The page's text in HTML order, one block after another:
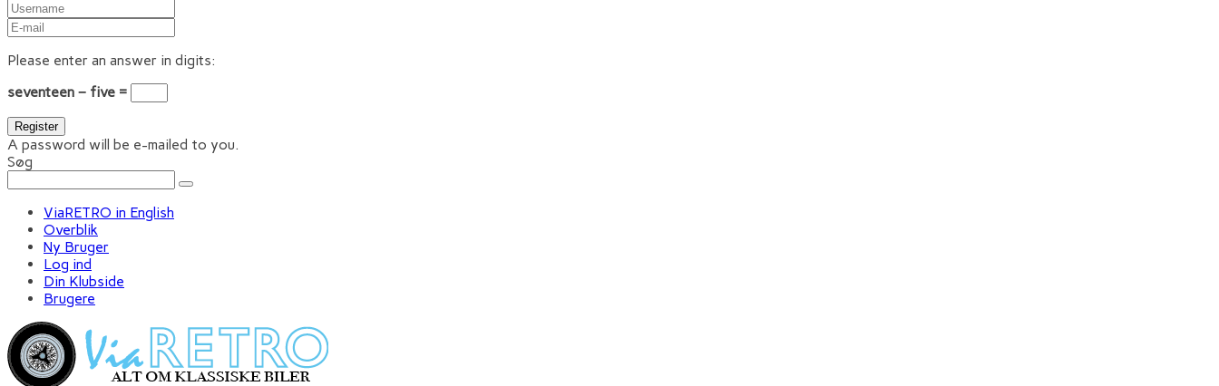
Please enter an answer in digits:
seventeen − five =
A password will be e-mailed to you.
Søg
ViaRETRO in English
Overblik
Ny Bruger
Log ind
Din Klubside
Brugere